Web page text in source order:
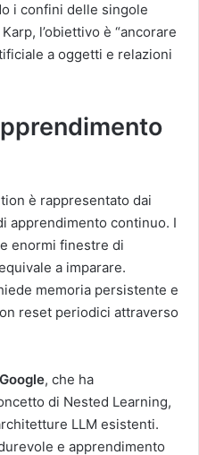
i confini delle singole
l’obiettivo è “ancorare
a oggetti e relazioni
è rappresentato dai
apprendimento continuo. I
enormi finestre di
a imparare.
memoria persistente e
reset periodici attraverso
Google, che ha
di Nested Learning,
LLM esistenti.
e apprendimento